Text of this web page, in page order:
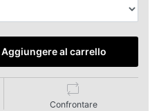
Aggiungere al carrello
Confrontare